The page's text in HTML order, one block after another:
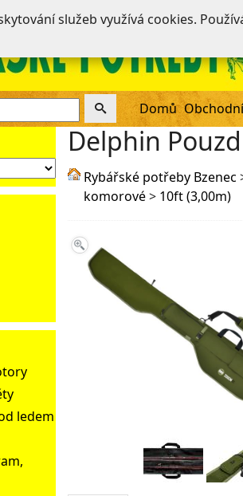
Domů
ledem
Delphin
Rybářské potřeby Bzenec
komorové> 10ft (3,00m)
služeb využívá cookies.